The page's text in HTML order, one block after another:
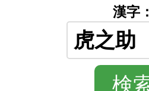
漢字：